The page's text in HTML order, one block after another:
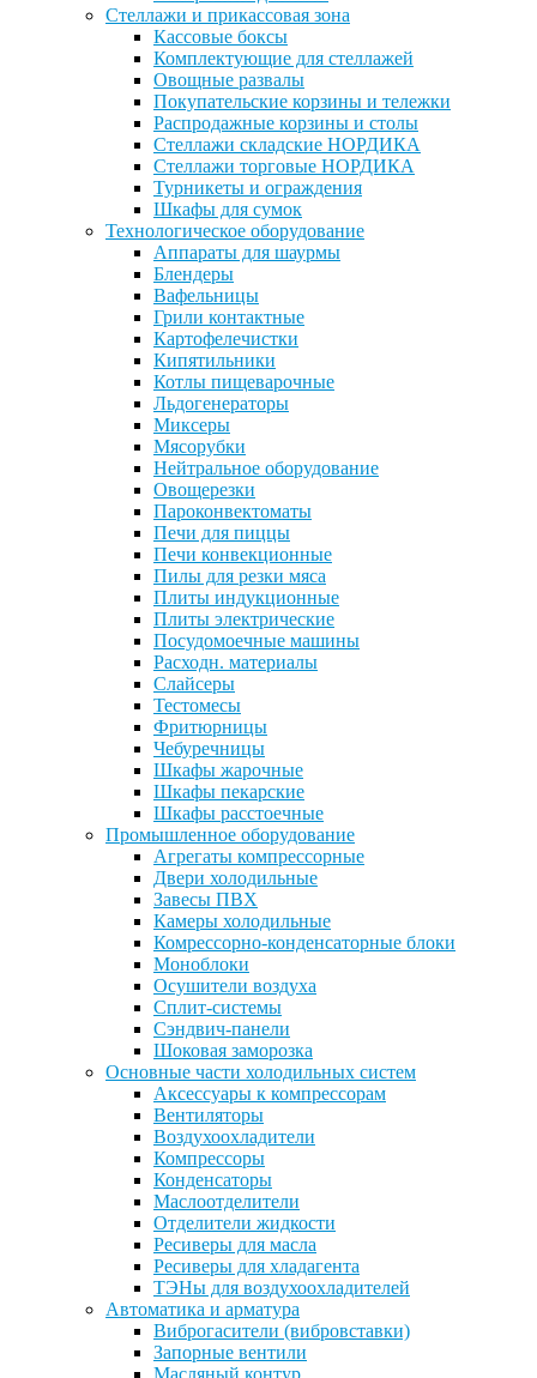
Стеллажи и прикассовая зона
Кассовые боксы
Комплектующие для стеллажей
Овощные развалы
Покупательские корзины и тележки
Распродажные корзины и столы
Стеллажи складские НОРДИКА
Стеллажи торговые НОРДИКА
Турникеты и ограждения
Шкафы для сумок
Технологическое оборудование
Аппараты для шаурмы
Блендеры
Вафельницы
Грили контактные
Картофелечистки
Кипятильники
Котлы пищеварочные
Льдогенераторы
Миксеры
Мясорубки
Нейтральное оборудование
Овощерезки
Пароконвектоматы
Печи для пиццы
Печи конвекционные
Пилы для резки мяса
Плиты индукционные
Плиты электрические
Посудомоечные машины
Расходн. материалы
Слайсеры
Тестомесы
Фритюрницы
Чебуречницы
Шкафы жарочные
Шкафы пекарские
Шкафы расстоечные
Промышленное оборудование
Агрегаты компрессорные
Двери холодильные
Завесы ПВХ
Камеры холодильные
Комрессорно-конденсаторные блоки
Моноблоки
Осушители воздуха
Сплит-системы
Сэндвич-панели
Шоковая заморозка
Основные части холодильных систем
Аксессуары к компрессорам
Вентиляторы
Воздухоохладители
Компрессоры
Конденсаторы
Маслоотделители
Отделители жидкости
Ресиверы для масла
Ресиверы для хладагента
ТЭНы для воздухоохладителей
Автоматика и арматура
Виброгасители (вибровставки)
Запорные вентили
Масляный контур